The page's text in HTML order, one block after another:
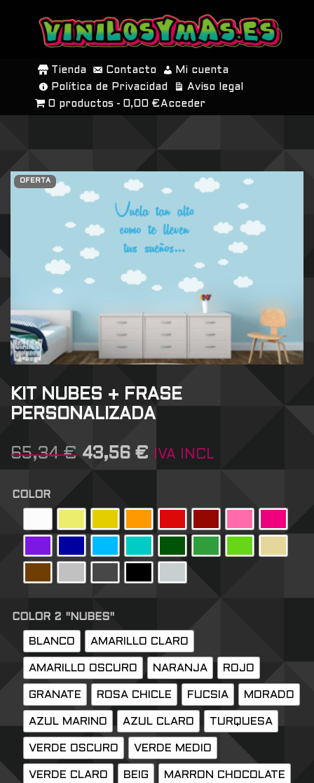
SALTAR
CONTENIDO
Tienda Contacto
Mi cuenta
Política de Privacidad
Aviso legal
0 productos
0,00 € Acceder
OFERTA
KIT NUBES + FRASE
PERSONALIZADA
65,34€ 43,56 € IVA INCL
COLOR
COLOR 2 "NUBES"
BLANCO AMARILLO CLARO
AMARILLO OSCURO NARANJA ROJO
GRANATE ROSA CHICLE FUCSIA MORADO
AZUL MARINO AZUL CLARO TURQUESA
VERDE OSCURO VERDE MEDIO
VERDE CLARO BEIG MARRON CHOCOLATE